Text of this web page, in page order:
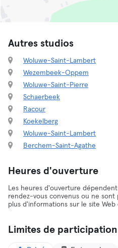
Autres studios
Woluwe-Saint-Lambert
Wezembeek-Oppem
Woluwe-Saint-Pierre
Schaerbeek
Racour
Koekelberg
Woluwe-Saint-Lambert
Berchem-Saint-Agathe
Heures d'ouverture
Les heures d'ouverture
rendez-vous convenus ou ne sont
plus d'informations sur le site Web
Limites de participation